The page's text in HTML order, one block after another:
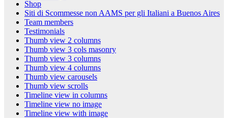
Shop
Siti di Scommesse non AAMS per gli Italiani a Buenos Aires
Team members
Testimonials
Thumb view 2 columns
Thumb view 3 cols masonry
Thumb view 3 columns
Thumb view 4 columns
Thumb view carousels
Thumb view scrolls
Timeline view in columns
Timeline view no image
Timeline view with image